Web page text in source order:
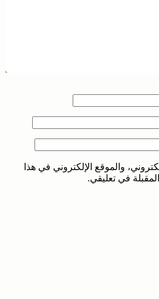
والموقع الإلكتروني في هذا
في تعليقي.